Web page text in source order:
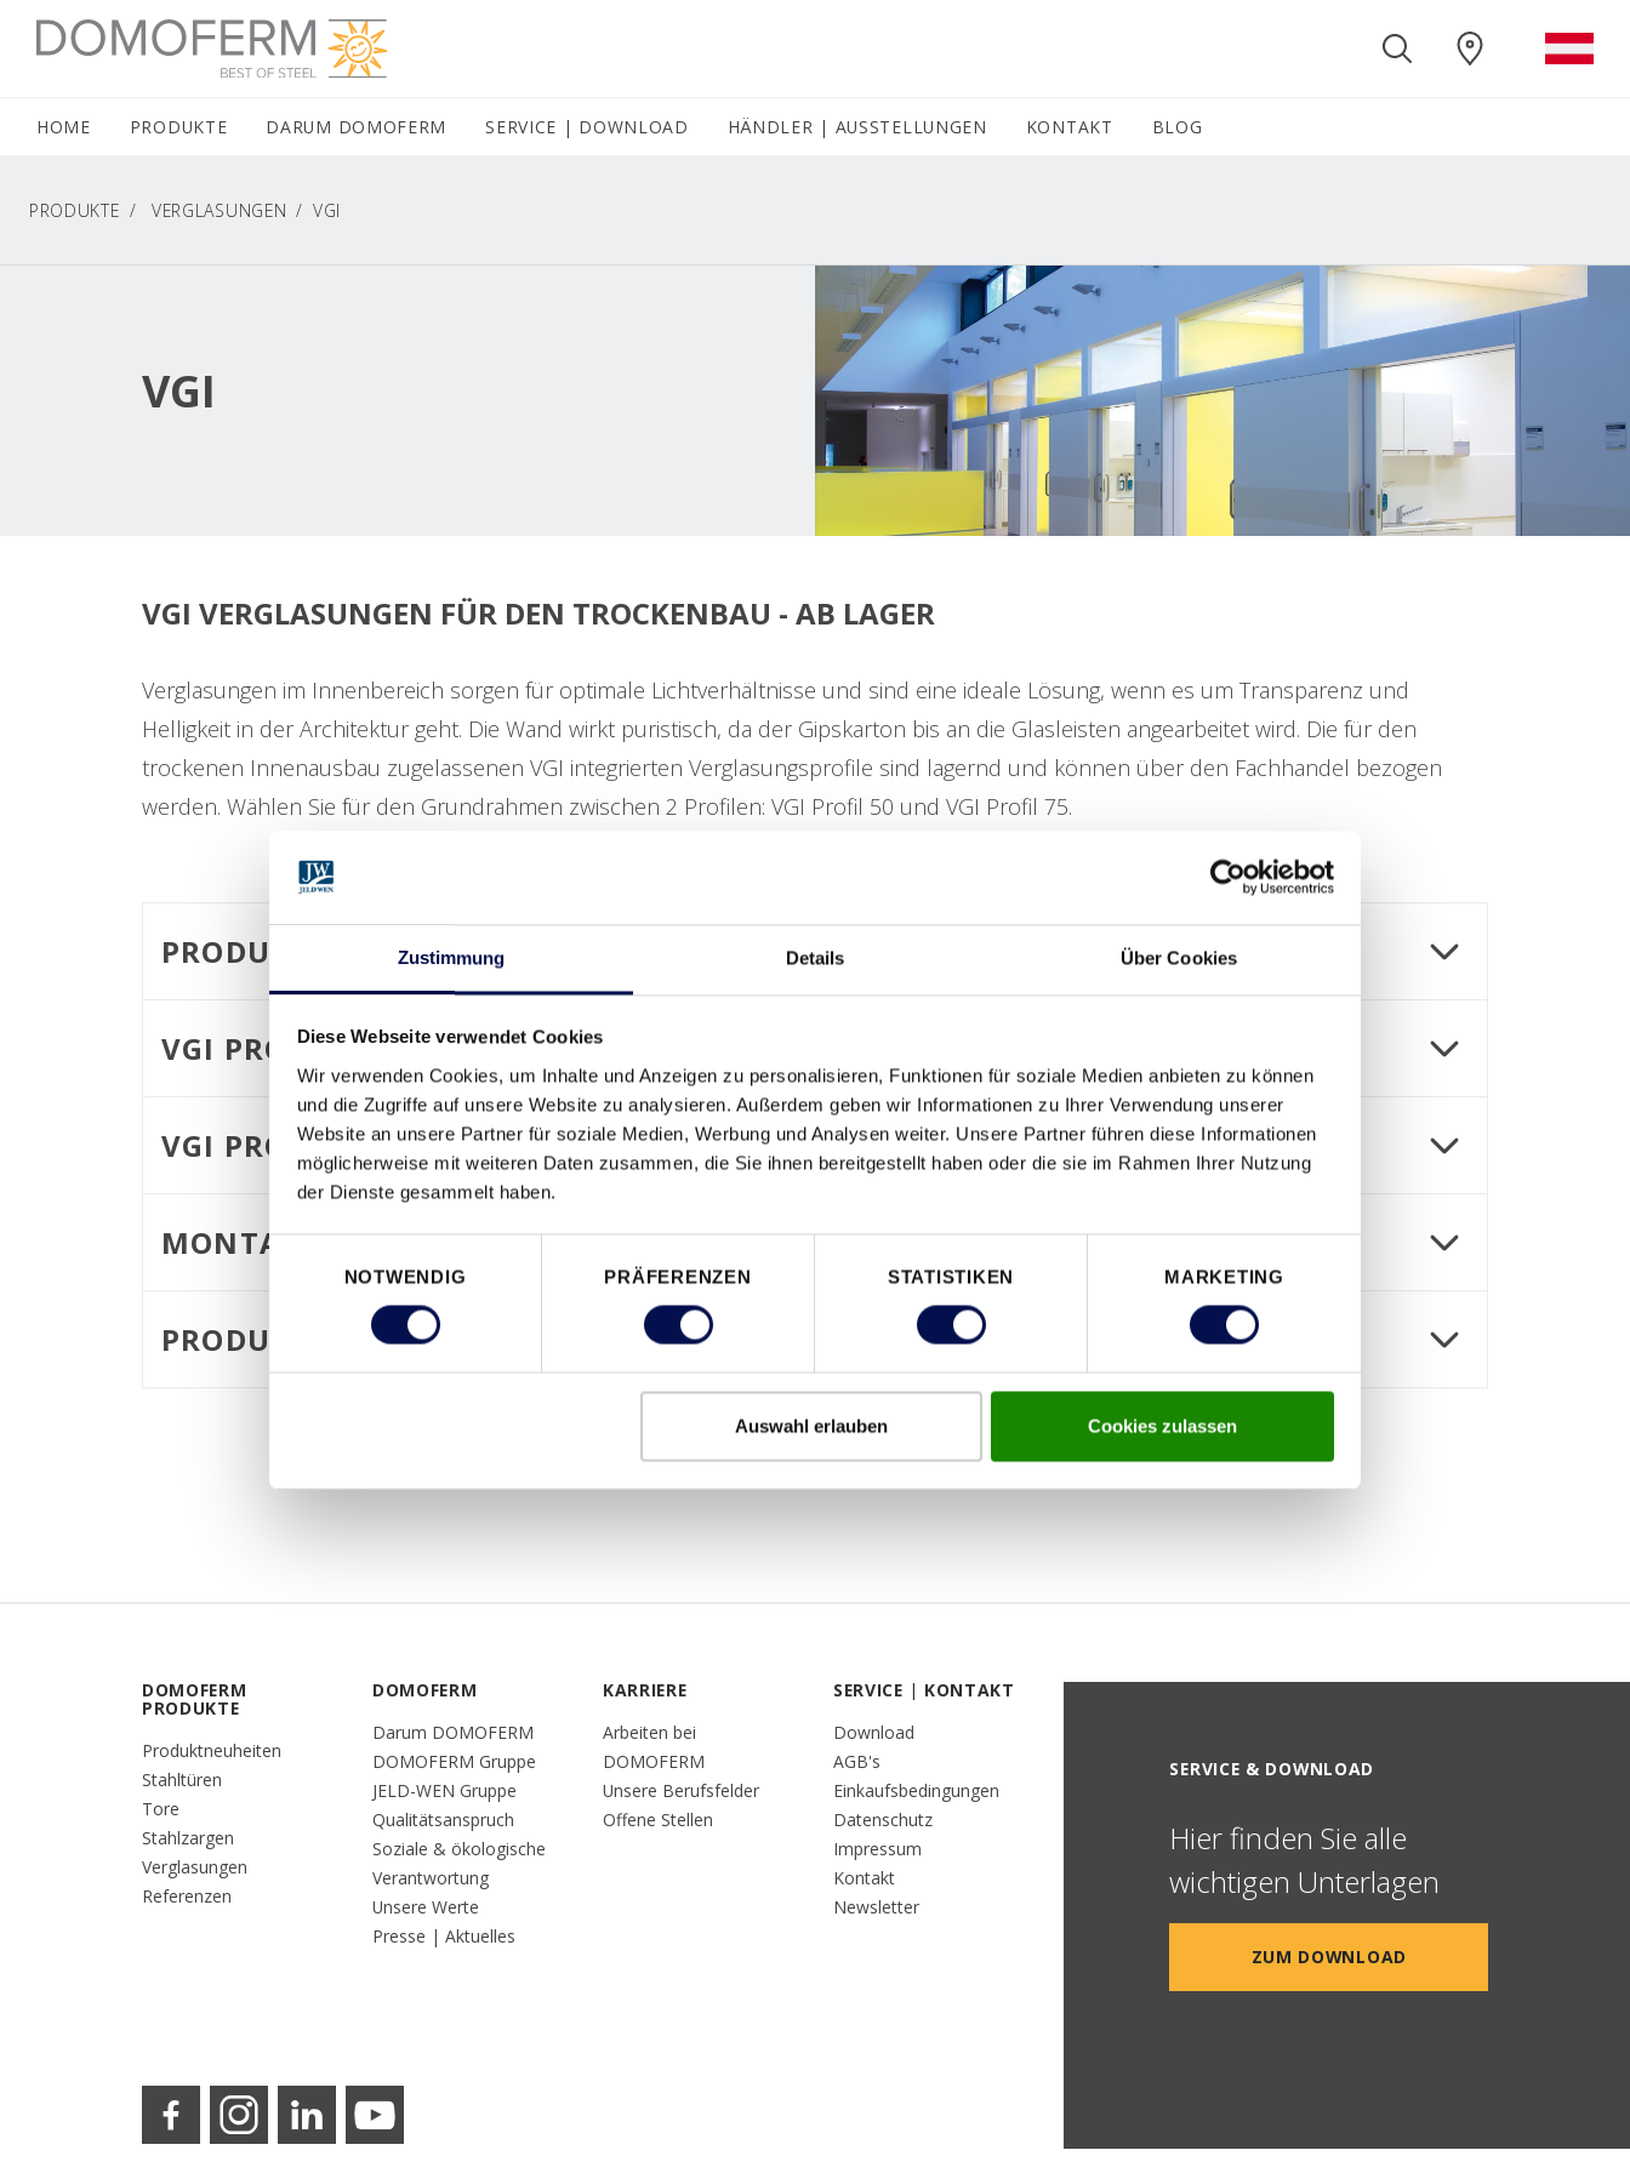
Zustimmung Details Über Cookies
Diese Webseite verwendet Cookies
Wir verwenden Cookies, um Inhalte und Anzeigen zu personalisieren, Funktionen für soziale Medien anbieten zu können
und die Zugriffe auf unsere Website zu analysieren. Außerdem geben wir Informationen zu Ihrer Verwendung unserer
Website an unsere Partner für soziale Medien, Werbung und Analysen weiter. Unsere Partner führen diese Informationen
möglicherweise mit weiteren Daten zusammen, die Sie ihnen bereitgestellt haben oder die sie im Rahmen Ihrer Nutzung
der Dienste gesammelt haben.
Einwilligungsauswahl
NOTWENDIG
PRÄFERENZEN STATISTIKEN MARKETING
Auswahl erlauben Cookies zulassen
DOMOFERM NAVIGATION
HOME (CURRENT)
PRODUKTE DARUM DOMOFERM SERVICE | DOWNLOAD HÄNDLER | AUSSTELLUNGEN (CURRENT)
KONTAKT BLOG
PRODUKTE VERGLASUNGEN VGI
VGI
VGI VERGLASUNGEN FÜR DEN TROCKENBAU - AB LAGER
Verglasungen im Innenbereich sorgen für optimale Lichtverhältnisse und sind eine ideale Lösung, wenn es um Transparenz und
Helligkeit in der Architektur geht. Die Wand wirkt puristisch, da der Gipskarton bis an die Glasleisten angearbeitet wird. Die für den
trockenen Innenausbau zugelassenen VGI integrierten Verglasungsprofile sind lagernd und können über den Fachhandel bezogen
werden. Wählen Sie für den Grundrahmen zwischen 2 Profilen: VGI Profil 50 und VGI Profil 75.
PRODUKTMERKMALE
VGI PROFIL 50
VGI PROFIL 75
MONTAGEARTEN
PRODUKTANSICHTEN
DOMOFERM
PRODUKTE
Produktneuheiten
Stahltüren
Tore
Stahlzargen
Verglasungen
Referenzen
DOMOFERM
Darum DOMOFERM
DOMOFERM Gruppe
JELD-WEN Gruppe
Qualitätsanspruch
Soziale & ökologische
Verantwortung
Unsere Werte
Presse | Aktuelles
KARRIERE
Arbeiten bei
DOMOFERM
Unsere Berufsfelder
Offene Stellen
SERVICE | KONTAKT
Download
AGB's
Einkaufsbedingungen
Datenschutz
Impressum
Kontakt
Newsletter
SERVICE & DOWNLOAD
Hier finden Sie alle
wichtigen Unterlagen
ZUM DOWNLOAD